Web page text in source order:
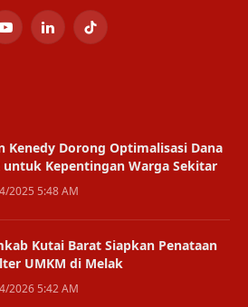
YouTubeLinkedInTikTok
Kenedy Dorong Optimalisasi Dana
untuk Kepentingan Warga Sekitar
2025 5:48 AM
Kutai Barat Siapkan Penataan
UMKM di Melak
2026 5:42 AM